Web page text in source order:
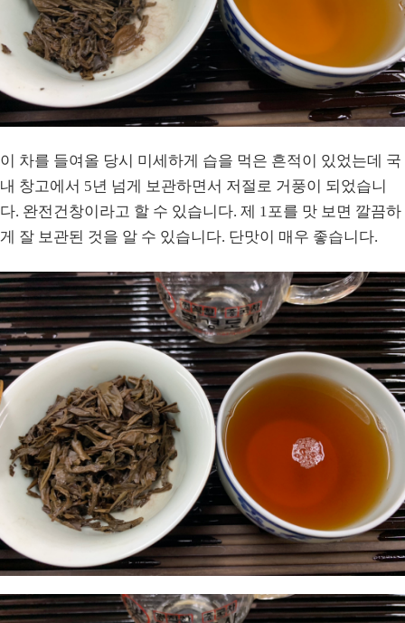
이 차를 들여올 당시 미세하게 습을 먹은 흔적이 있었는데 국
내 창고에서 5년 넘게 보관하면서 저절로 거풍이 되었습니
다. 완전건창이라고 할 수 있습니다. 제 1포를 맛 보면 깔끔하
게 잘 보관된 것을 알 수 있습니다. 단맛이 매우 좋습니다.